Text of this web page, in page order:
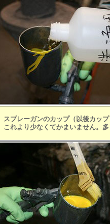
スプレーガンのカップ（以後カッ
これより少なくてかまいません。